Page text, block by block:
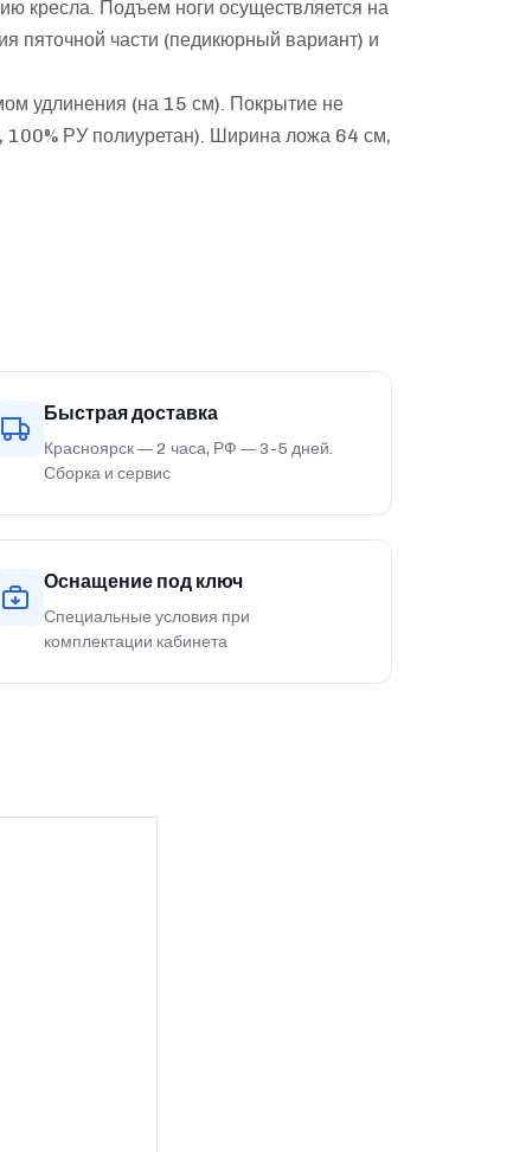
кресла. Подъем ноги осуществляется на
пяточной части (педикюрный вариант) и
удлинения (на 15 см). Покрытие не
100% РУ полиуретан). Ширина ложа 64 см,
Быстрая доставка
Красноярск — 2 часа, РФ — 3-5 дней.
Сборка и сервис
Оснащение под ключ
Специальные условия при
комплектации кабинета